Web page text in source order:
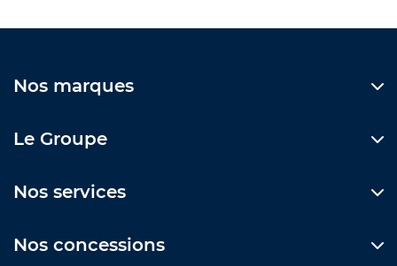
Nos marques
Le Groupe
Nos services
Nos concessions